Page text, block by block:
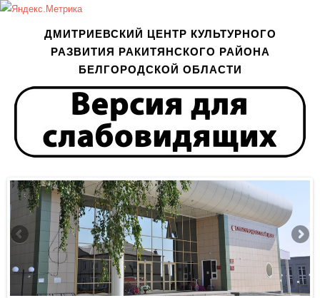
ДМИТРИЕВСКИЙ ЦЕНТР КУЛЬТУРНОГО
РАЗВИТИЯ РАКИТЯНСКОГО РАЙОНА
БЕЛГОРОДСКОЙ ОБЛАСТИ